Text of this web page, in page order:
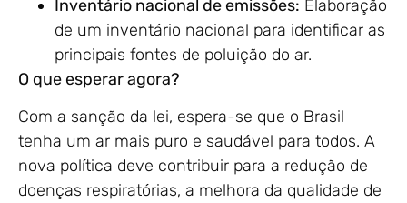
Inventário nacional de emissões: Elaboração
de um inventário nacional para identificar as
principais fontes de poluição do ar.
O que esperar agora?
Com a sanção da lei, espera-se que o Brasil
tenha um ar mais puro e saudável para todos. A
nova política deve contribuir para a redução de
doenças respiratórias, a melhora da qualidade de